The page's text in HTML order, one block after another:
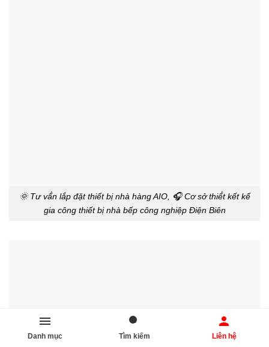
🌞 Tư vấ́n lắp đặt thiết bị nhà hàng AIO, 🎧 Cơ sở thiế́t kết kế
gia công thiết bị nhà bếp công nghiệp Điện Biên
Danh mục Tìm kiếm Liên hệ